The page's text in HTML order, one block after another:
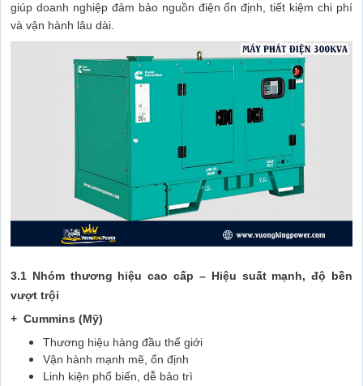
giúp doanh nghiệp đảm bảo nguồn điện ổn định, tiết kiệm chi phí
và vận hành lâu dài.
3.1 Nhóm thương hiệu cao cấp – Hiệu suất mạnh, độ bền
vượt trội
+ Cummins (Mỹ)
Thương hiệu hàng đầu thế giới
Vận hành mạnh mẽ, ổn định
Linh kiện phổ biến, dễ bảo trì